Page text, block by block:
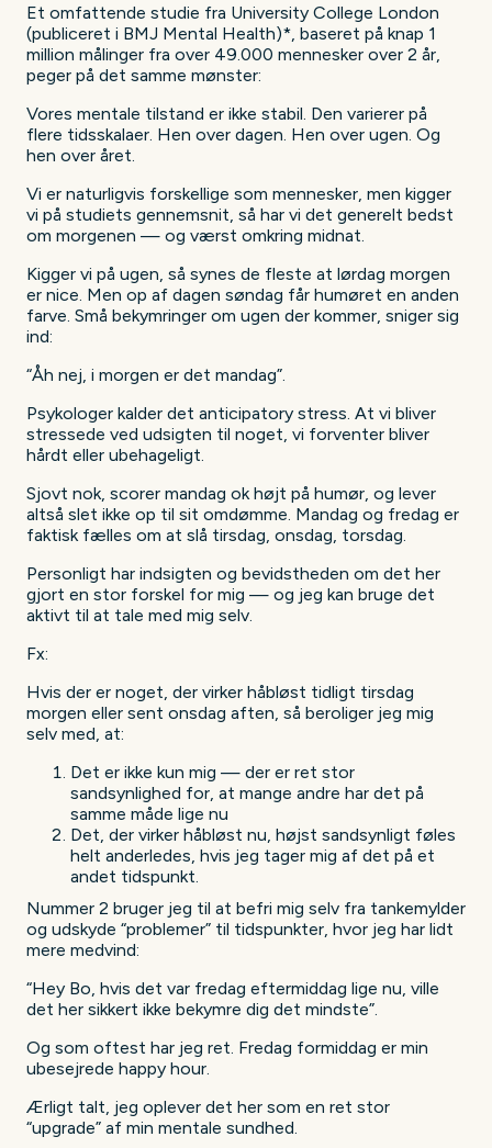
Et omfattende studie fra University College London
(publiceret i BMJ Mental Health)*, baseret på knap 1
million målinger fra over 49.000 mennesker over 2 år,
peger på det samme mønster:
Vores mentale tilstand er ikke stabil. Den varierer på
flere tidsskalaer. Hen over dagen. Hen over ugen. Og
hen over året.
Vi er naturligvis forskellige som mennesker, men kigger
vi på studiets gennemsnit, så har vi det generelt bedst
om morgenen — og værst omkring midnat.
Kigger vi på ugen, så synes de fleste at lørdag morgen
er nice. Men op af dagen søndag får humøret en anden
farve. Små bekymringer om ugen der kommer, sniger sig
ind:
“Åh nej, i morgen er det mandag”.
Psykologer kalder det anticipatory stress. At vi bliver
stressede ved udsigten til noget, vi forventer bliver
hårdt eller ubehageligt.
Sjovt nok, scorer mandag ok højt på humør, og lever
altså slet ikke op til sit omdømme. Mandag og fredag er
faktisk fælles om at slå tirsdag, onsdag, torsdag.
Personligt har indsigten og bevidstheden om det her
gjort en stor forskel for mig — og jeg kan bruge det
aktivt til at tale med mig selv.
Fx:
Hvis der er noget, der virker håbløst tidligt tirsdag
morgen eller sent onsdag aften, så beroliger jeg mig
selv med, at:
Det er ikke kun mig — der er ret stor
sandsynlighed for, at mange andre har det på
samme måde lige nu
Det, der virker håbløst nu, højst sandsynligt føles
helt anderledes, hvis jeg tager mig af det på et
andet tidspunkt.
Nummer 2 bruger jeg til at befri mig selv fra tankemylder
og udskyde “problemer” til tidspunkter, hvor jeg har lidt
mere medvind:
“Hey Bo, hvis det var fredag eftermiddag lige nu, ville
det her sikkert ikke bekymre dig det mindste”.
Og som oftest har jeg ret. Fredag formiddag er min
ubesejrede happy hour.
Ærligt talt, jeg oplever det her som en ret stor
“upgrade” af min mentale sundhed.